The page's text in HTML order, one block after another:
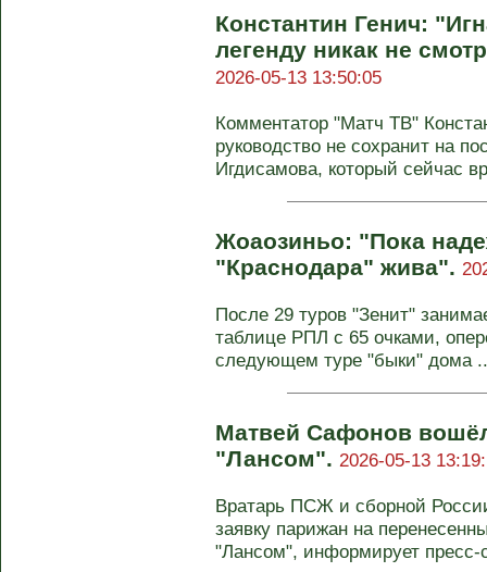
Константин Генич:
легенду никак не
2026-05-13 13:50:05
Комментатор "Матч ТВ"
руководство не сохранит на
Игдисамова, который сейчас
Жоаозиньо: "Пока
"Краснодара" жива".
После 29 туров "Зенит"
таблице РПЛ с 65 очками,
следующем туре "быки" дома
Матвей Сафонов
"Лансом". 2026-05-13
Вратарь ПСЖ и сборной
заявку парижан на
"Лансом", информирует пресс-